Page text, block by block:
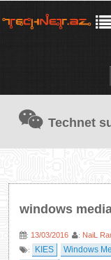
Technet
windows
: 13/03/2016 : NaiL
:
KIES Windows